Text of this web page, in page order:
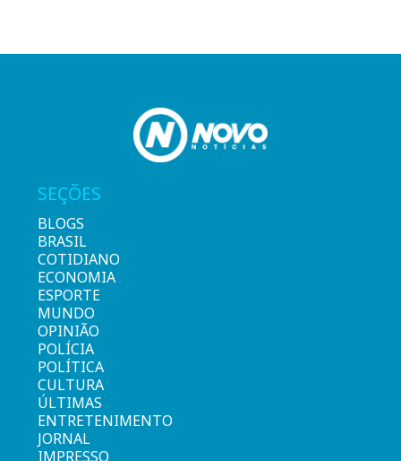
SEÇÕES
BLOGS
BRASIL
COTIDIANO
ECONOMIA
ESPORTE
MUNDO
OPINIÃO
POLÍCIA
POLÍTICA
CULTURA
ÚLTIMAS
ENTRETENIMENTO
JORNAL
IMPRESSO